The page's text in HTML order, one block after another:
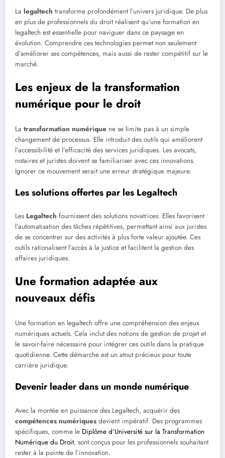
La legaltech transforme profondément l’univers juridique. De plus
en plus de professionnels du droit réalisent qu’une formation en
legaltech est essentielle pour naviguer dans ce paysage en
évolution. Comprendre ces technologies permet non seulement
d’améliorer ses compétences, mais aussi de rester compétitif sur le
marché.
Les enjeux de la transformation
numérique pour le droit
La transformation numérique ne se limite pas à un simple
changement de processus. Elle introduit des outils qui améliorent
l’accessibilité et l’efficacité des services juridiques. Les avocats,
notaires et juristes doivent se familiariser avec ces innovations.
Ignorer ce mouvement serait une erreur stratégique majeure.
Les solutions offertes par les Legaltech
Les Legaltech fournissent des solutions novatrices. Elles favorisent
l’automatisation des tâches répétitives, permettant ainsi aux juristes
de se concentrer sur des activités à plus forte valeur ajoutée. Ces
outils rationalisent l’accès à la justice et facilitent la gestion des
affaires juridiques.
Une formation adaptée aux
nouveaux défis
Une formation en legaltech offre une compréhension des enjeux
numériques actuels. Cela inclut des notions de gestion de projet et
le savoir-faire nécessaire pour intégrer ces outils dans la pratique
quotidienne. Cette démarche est un atout précieux pour toute
carrière juridique.
Devenir leader dans un monde numérique
Avec la montée en puissance des Legaltech, acquérir des
compétences numériques devient impératif. Des programmes
spécifiques, comme le Diplôme d’Université sur la Transformation
Numérique du Droit, sont conçus pour les professionnels souhaitant
rester à la pointe de l’innovation.